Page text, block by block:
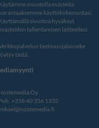
sivustolla evästeitä
käyttökokemustasi.
sivustoa hyväksyt
tallentamisen laitteellesi.
tiedosuojalauseke
tästä.
Oy
+358 40 356 1332